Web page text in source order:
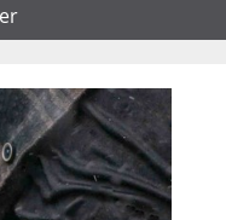
På lager
Ikke på lager